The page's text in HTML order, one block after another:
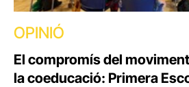
OPINIÓ
El compromís del
la coeducació: Primera